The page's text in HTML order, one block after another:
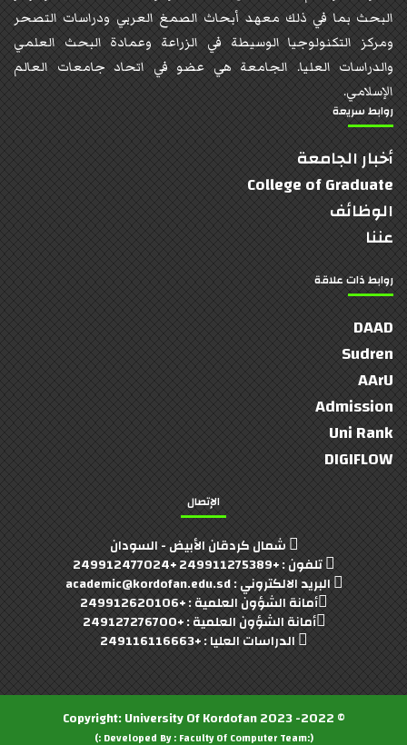
البحث بما في ذلك معهد أبحاث الصمغ العربي ودراسات التصحر
ومركز التكنولوجيا الوسيطة في الزراعة وعمادة البحث العلمي
والدراسات العليا. الجامعة هي عضو في اتحاد جامعات العالم
الإسلامي.
روابط سريعة
أخبار الجامعة
College of Graduate
الوظائف
عننا
روابط ذات علاقة
DAAD
Sudren
AArU
Admission
Uni Rank
DIGIFLOW
الإتصال
شمال كردقان الأبيض - السودان
تلفون : +249911275389 +249912477024
البريد الالكتروني : academic@kordofan.edu.sd
أمانة الشؤون العلمية : +249912620106
أمانة الشؤون العلمية : +249127276700
الدراسات العليا : +249116116663
© 2022- 2023 Copyright:
University Of Kordofan
(:Developed By : Faculty Of Computer Team :)